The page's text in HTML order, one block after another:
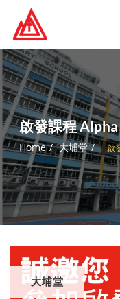
content
啟發課程
Home 大埔堂 啟
大埔堂